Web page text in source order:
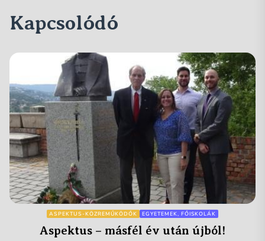
Kapcsolódó
ASPEKTUS-KÖZREMŰKÖDŐK EGYETEMEK, FŐISKOLÁK
Aspektus – másfél év után újból!